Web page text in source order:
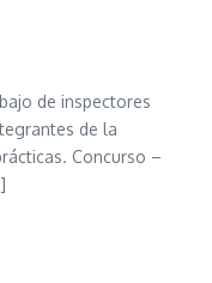
de inspectores
de la
Concurso –